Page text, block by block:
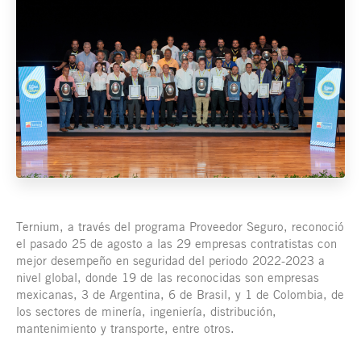
Ternium, a través del programa Proveedor Seguro, reconoció
el pasado 25 de agosto a las 29 empresas contratistas con
mejor desempeño en seguridad del periodo 2022-2023 a
nivel global, donde 19 de las reconocidas son empresas
mexicanas, 3 de Argentina, 6 de Brasil, y 1 de Colombia, de
los sectores de minería, ingeniería, distribución,
mantenimiento y transporte, entre otros.